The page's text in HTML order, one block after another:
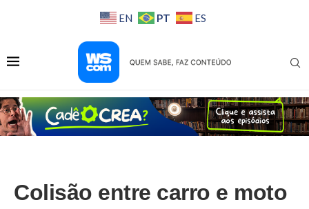
EN PT ES
Colisão entre carro e moto